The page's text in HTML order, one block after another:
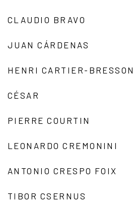
CLAUDIO BRAVO
JUAN CÁRDENAS
HENRI CARTIER-BRESSON
CÉSAR
PIERRE COURTIN
LEONARDO CREMONINI
ANTONIO CRESPO FOIX
TIBOR CSERNUS